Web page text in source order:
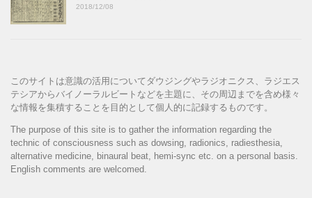
2018/12/08
このサイトは意識の活用についてダウジングやラジオニクス、ラジエス
テシアからバイノーラルビートなどを主題に、その周辺までを含め様々
な情報を集積することを目的として個人的に記録するものです。
The purpose of this site is to gather the information regarding the
technic of consciousness such as dowsing, radionics, radiesthesia,
alternative medicine, binaural beat, hemi-sync etc. on a personal basis.
English comments are welcomed.